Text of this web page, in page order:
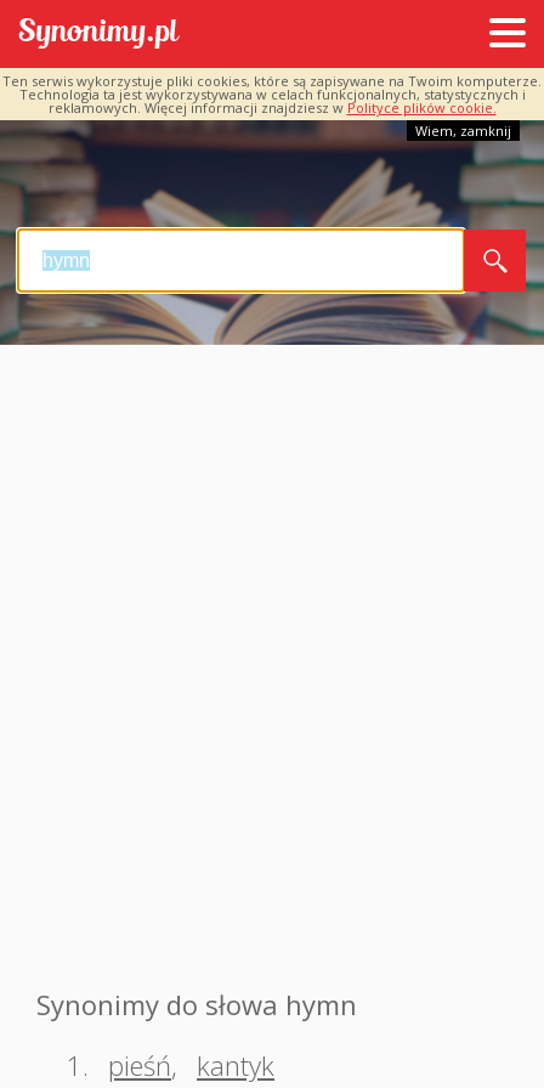
Ten serwis wykorzystuje pliki cookies, które są zapisywane na Twoim komputerze.
Technologia ta jest wykorzystywana w celach funkcjonalnych, statystycznych i
reklamowych. Więcej informacji znajdziesz w Polityce plików cookie.
Wiem, zamknij
Synonimy do słowa hymn
1.
pieśń, kantyk